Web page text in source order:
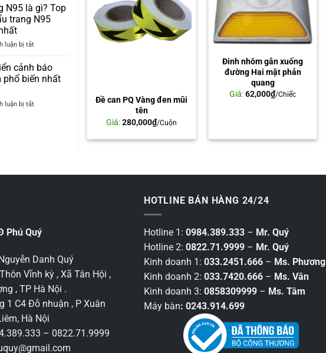
loại
nào?
keo
đâu?
tay
cách
điện
gì?
quan
chọn
N95 là gì? Top
trang N95
luận bị tắtở
trang
N95
là
Top
chạy
cảnh báo
phổ biến nhất
luận bị tắtở
hiểm
Đề can PQ Vàng đen mũi
tên
Giá:280,000₫/Cuộn
Đinh nhôm gắn xuống
đường Hai mặt phản
quang
Giá:62,000₫/Chiếc
Phú Quý
Danh Quý
Vĩnh kỳ , Xã Tân Hội ,
, TP Hà Nội .
1 C4 Đỗ nhuận , P Xuân
Hà Nội
– 0822.71.9999
HOTLINE BÁN HÀNG 24/24
Hotline 1: 0984.389.333 – Mr. Quý
Hotline 2: 0822.71.9999 – Mr. Quý
Kinh doanh 1: 033.2451.666 – Ms. Phương
Kinh doanh 2: 033.7420.666 – Ms. Vân
Kinh doanh 3: 0858309999 – Ms. Tâm
Máy bàn: 0243.914.699